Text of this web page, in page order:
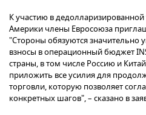
К участию в
Америки члены Евросоюза
"Стороны обязуются значительно
взносы в операционный бюджет
страны, в том числе Россию и
приложить все усилия для
торговли, которую позволяет
конкретных шагов", – сказано в